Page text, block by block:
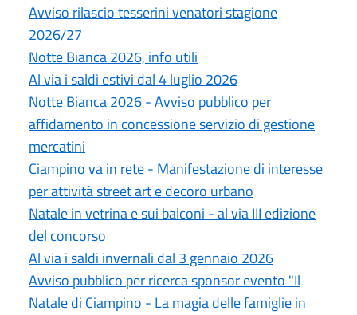
Avviso rilascio tesserini venatori stagione
2026/27
Notte Bianca 2026, info utili
Al via i saldi estivi dal 4 luglio 2026
Notte Bianca 2026 - Avviso pubblico per
affidamento in concessione servizio di gestione
mercatini
Ciampino va in rete - Manifestazione di interesse
per attività street art e decoro urbano
Natale in vetrina e sui balconi - al via III edizione
del concorso
Al via i saldi invernali dal 3 gennaio 2026
Avviso pubblico per ricerca sponsor evento "Il
Natale di Ciampino - La magia delle famiglie in